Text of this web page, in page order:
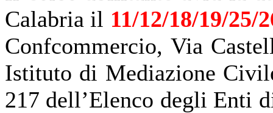
Calabria il 11/12/18/19/25/
Confcommercio, Via
Istituto di Mediazione
217 dell’Elenco degli Enti